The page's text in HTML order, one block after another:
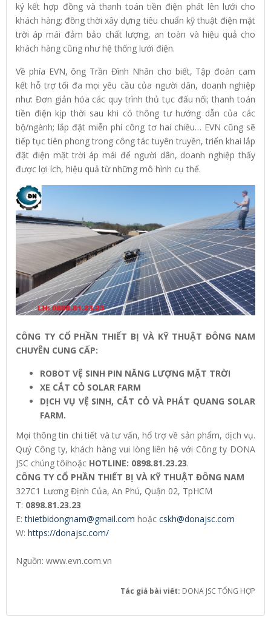
ký kết hợp đồng và thanh toán tiền điện phát lên lưới cho
khách hàng; đồng thời xây dựng tiêu chuẩn kỹ thuật điện mặt
trời áp mái đảm bảo chất lượng, an toàn và hiệu quả cho
khách hàng cũng như hệ thống lưới điện.
Về phía EVN, ông Trần Đình Nhân cho biết, Tập đoàn cam
kết hỗ trợ tối đa mọi yêu cầu của người dân, doanh nghiệp
như: Đơn giản hóa các quy trình thủ tục đấu nối; thanh toán
tiền điện kịp thời sau khi có thông tư hướng dẫn của các
bộ/ngành; lắp đặt miễn phí công tơ hai chiều… EVN cũng sẽ
tiếp tục tiên phong trong công tác tuyên truyền, triển khai lắp
đặt điện mặt trời áp mái để người dân, doanh nghiệp thấy
được lợi ích, hiệu quả từ những mô hình cụ thể.
CÔNG TY CỔ PHẦN THIẾT BỊ VÀ KỸ THUẬT ĐÔNG NAM
CHUYÊN CUNG CẤP:
ROBOT VỆ SINH PIN NĂNG LƯỢNG MẶT TRỜI
XE CẮT CỎ SOLAR FARM
DỊCH VỤ VỆ SINH, CẮT CỎ VÀ PHÁT QUANG SOLAR
FARM.
Mọi thông tin chi tiết và tư vấn, hổ trợ về sản phẩm, dịch vụ.
Quý Công ty, khách hàng vui lòng liên hệ với Công ty DONA
JSC chúng tôihoặc HOTLINE: 0898.81.23.23.
CÔNG TY CỔ PHẦN THIẾT BỊ VÀ KỸ THUẬT ĐÔNG NAM
327C1 Lương Định Của, An Phú, Quận 02, TpHCM
T: 0898.81.23.23
E:thietbidongnam@gmail.com hoặc cskh@donajsc.com
W: https://donajsc.com/
Nguồn: www.evn.com.vn
Tác giả bài viết: DONA JSC TỔNG HỢP